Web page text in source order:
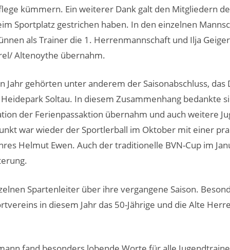
kümmern. Ein weiterer Dank galt den Mitgliedern
Sportplatz gestrichen haben. In den einzelnen
als Trainer die 1. Herrenmannschaft und Ilja
Altenoythe übernahm.
Jahr gehörten unter anderem der Saisonabschluss,
Soltau. In diesem Zusammenhang bedankte
der Ferienpassaktion übernahm und auch weitere
war wieder der Sportlerball im Oktober mit einer
Helmut Ewen. Auch der traditionelle BVN-Cup im
Spartenleiter über ihre vergangene Saison.
in diesem Jahr das 50-Jährige und die Alte